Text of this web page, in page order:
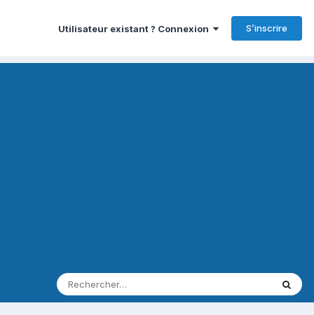
Utilisateur existant ? Connexion S’inscrire